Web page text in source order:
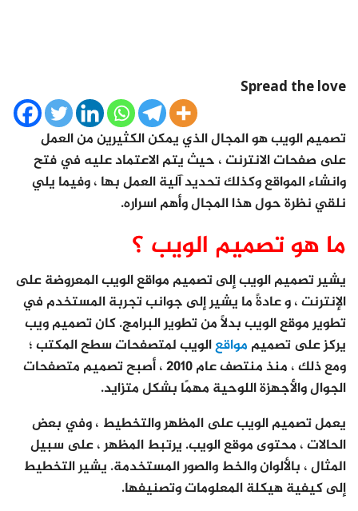
Spread the love
تصميم الويب هو المجال الذي يمكن الكثيرين من العمل
على صفحات الانترنت ، حيث يتم الاعتماد عليه في فتح
وانشاء المواقع وكذلك تحديد آلية العمل بها ، وفيما يلي
نلقي نظرة حول هذا المجال وأهم اسراره.
ما هو تصميم الويب ؟
يشير تصميم الويب إلى تصميم مواقع الويب المعروضة على
الإنترنت ، و عادةً ما يشير إلى جوانب تجربة المستخدم في
تطوير موقع الويب بدلاً من تطوير البرامج. كان تصميم ويب
يركز على تصميم مواقعالويب لمتصفحات سطح المكتب ؛
ومع ذلك ، منذ منتصف عام 2010 ، أصبح تصميم متصفحات
الجوال والأجهزة اللوحية مهمًا بشكل متزايد.
يعمل تصميم الويب على المظهر والتخطيط ، وفي بعض
الحالات ، محتوى موقع الويب. يرتبط المظهر ، على سبيل
المثال ، بالألوان والخط والصور المستخدمة. يشير التخطيط
إلى كيفية هيكلة المعلومات وتصنيفها.